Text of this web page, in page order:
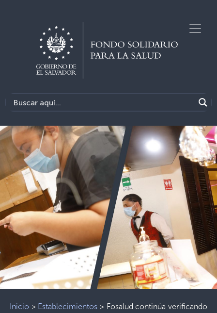
Inicio > Establecimientos > Fosalud continúa verificando